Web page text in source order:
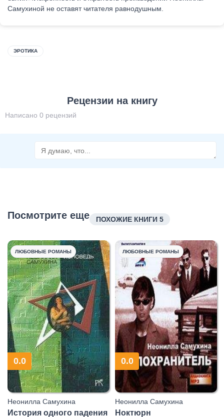
Самухиной не оставят читателя равнодушным.
ЭРОТИКА
Рецензии на книгу
Написано 0 рецензий
Посмотрите еще ПОХОЖИЕ КНИГИ 5
ЛЮБОВНЫЕ РОМАНЫ
0.0
Неонилла Самухина
История одного падения
ЛЮБОВНЫЕ РОМАНЫ
0.0
Неонилла Самухина
Ноктюрн